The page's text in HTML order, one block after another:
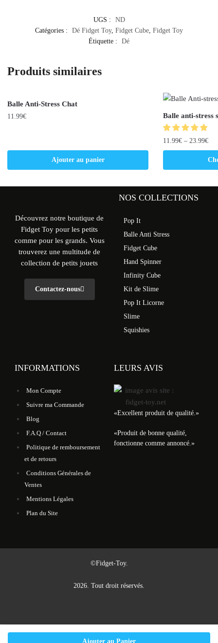
Ajouter au Panier
UGS :
ND
Catégories :
Dé Fidget Toy, Fidget Cube Fidget Toy
Étiquette :
Dé
Produits similaires
Balle Anti-Stress Chat
11.99€
Ajouter au panier
Balle anti-stress
11.99€ – 23.99€
Découvrez notre boutique de
Fidget Toy pour les petits
comme pour les grands. Vous
trouverez une multitude de
collection de petits jouets
Contactez-nous
NOS COLLECTIONS
Pop It
Balle Anti Stress
Fidget Cube
Hand Spinner
Infinity Cube
Kit de Slime
Pop It Licorne
Slime
Squishies
INFORMATIONS
Mon Compte
Suivre ma Commande
Blog
F.A.Q / Contact
Politique de remboursement
et de retours
Conditions Générales de
Ventes
Mentions Légales
Plan du Site
LEURS AVIS
«Excellent produit de qualité. »
«Produit de bonne qualité,
fonctionne comme annoncé. »
©Fidget-Toy.
2026. Tout droit réservés.